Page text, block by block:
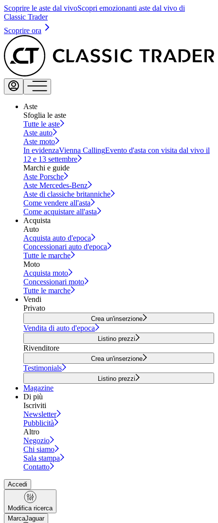
Scoprire le aste dal vivoScopri emozionanti aste dal vivo di
Classic Trader
Scoprire ora
Aste
Sfoglia le aste
Tutte le aste
Aste auto
Aste moto
In evidenzaVienna CallingEvento d'asta con visita dal vivo il
12 e 13 settembre
Marchi e guide
Aste Porsche
Aste Mercedes-Benz
Aste di classiche britanniche
Come vendere all'asta
Come acquistare all'asta
Acquista
Auto
Acquista auto d'epoca
Concessionari auto d'epoca
Tutte le marche
Moto
Acquista moto
Concessionari moto
Tutte le marche
Vendi
Privato
Crea un'inserzione
Vendita di auto d'epoca
Listino prezzi
Rivenditore
Crea un'inserzione
Testimonials
Listino prezzi
Magazine
Di più
Iscriviti
Newsletter
Pubblicità
Altro
Negozio
Chi siamo
Sala stampa
Contatto
Accedi
Modifica ricerca
MarcaJaguar